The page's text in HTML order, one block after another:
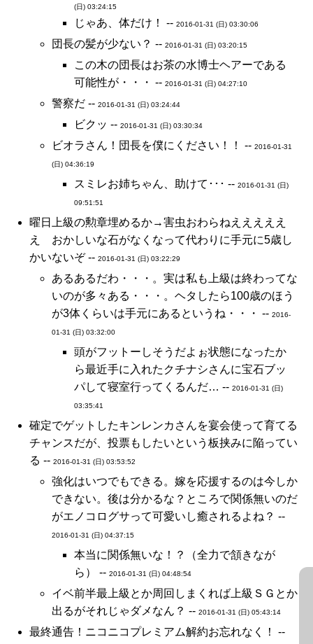
(日) 03:24:15
じゃあ、体だけ！ -- 2016-01-31 (日) 03:30:06
団長の髪が少ない？ -- 2016-01-31 (日) 03:20:15
この木の団長はお茶の水博士ヘアーである
可能性が・・・ -- 2016-01-31 (日) 04:27:10
警察だ -- 2016-01-31 (日) 03:24:44
ビクッ -- 2016-01-31 (日) 03:30:34
ビオラさん！団長を僕にください！！ -- 2016-01-31
(日) 04:36:19
スミレお姉ちゃん、助けて･･･ -- 2016-01-31 (日)
09:51:51
曜日上級の勲章埋めるか→害虫おわらねえええええ
え おかしいな石がなくなって代わりに手元に5歳し
かいないぞ -- 2016-01-31 (日) 03:22:29
あるあるだわ・・・。実は私も上級は終わってな
いのが多々ある・・・。ヘタしたら100歳のほう
が3体くらいは手元にあるというね・・・ -- 2016-
01-31 (日) 03:32:00
頭がフットーしそうだよぉ状態になったか
ら最近手に入れたクチナシさんに宝石ブッ
パして寝室行ってくるんだ… -- 2016-01-31 (日)
03:35:41
確定でゲットしたキンレンカさんを宴会使って育てる
チャンスだが、投票もしたいという板挟みに陥ってい
る -- 2016-01-31 (日) 03:53:52
強化はいつでもできる。嫁を応援するのは今しか
できない。後は分かるな？ところで関係無いのだ
がエノコログサって可愛いし癒されるよね？ --
2016-01-31 (日) 04:37:15
本当に関係無いな！？（全力で頷きなが
ら） -- 2016-01-31 (日) 04:48:54
イベ前半最上級とか周回しまくれば上級ＳＧとか
出るがそれじゃダメなん？ -- 2016-01-31 (日) 05:43:14
最終通告！ニコニコプレミアム解約お忘れなく！ --